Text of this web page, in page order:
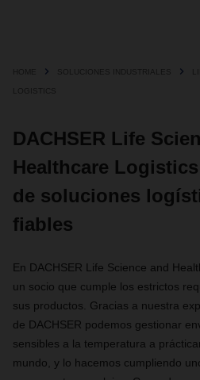
HOME SOLUCIONES INDUSTRIALES
LOGISTICS
DACHSER Life
Healthcare
de soluciones
fiables
En DACHSER Life Science and
un socio que cumple los estrictos
sus productos. Gracias a nuestra
de DACHSER podemos gestionar
sensibles a la temperatura a
mundo, y lo hacemos cumpliendo